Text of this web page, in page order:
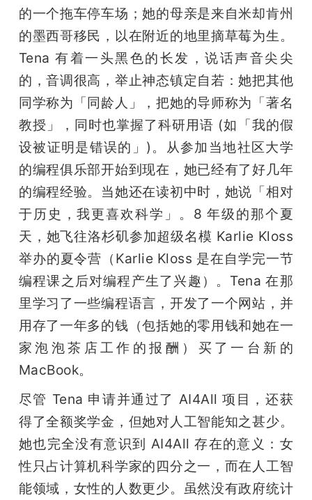
的一个拖车停车场；她的母亲是来自米却肯州
的墨西哥移民，以在附近的地里摘草莓为生。
Tena 有着一头黑色的长发，说话声音尖尖
的，音调很高，举止神态镇定自若：她把其他
同学称为「同龄人」，把她的导师称为「著名
教授」，同时也掌握了科研用语 (如「我的假
设被证明是错误的」)。从参加当地社区大学
的编程俱乐部开始到现在，她已经有了好几年
的编程经验。当她还在读初中时，她说「相对
于历史，我更喜欢科学」。8 年级的那个夏
天，她飞往洛杉矶参加超级名模 Karlie Kloss
举办的夏令营（Karlie Kloss 是在自学完一节
编程课之后对编程产生了兴趣）。Tena 在那
里学习了一些编程语言，开发了一个网站，并
用存了一年多的钱（包括她的零用钱和她在一
家泡泡茶店工作的报酬）买了一台新的
MacBook。
尽管 Tena 申请并通过了 AI4All 项目，还获
得了全额奖学金，但她对人工智能知之甚少。
她也完全没有意识到 AI4All 存在的意义：女
性只占计算机科学家的四分之一，而在人工智
能领域，女性的人数更少。虽然没有政府统计